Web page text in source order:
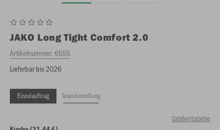
JAKO Long Tight Comfort 2.0
Artikelnummer: 6555
Lieferbar bis 2026
Einzelauftrag Teambestellung
Größentabelle